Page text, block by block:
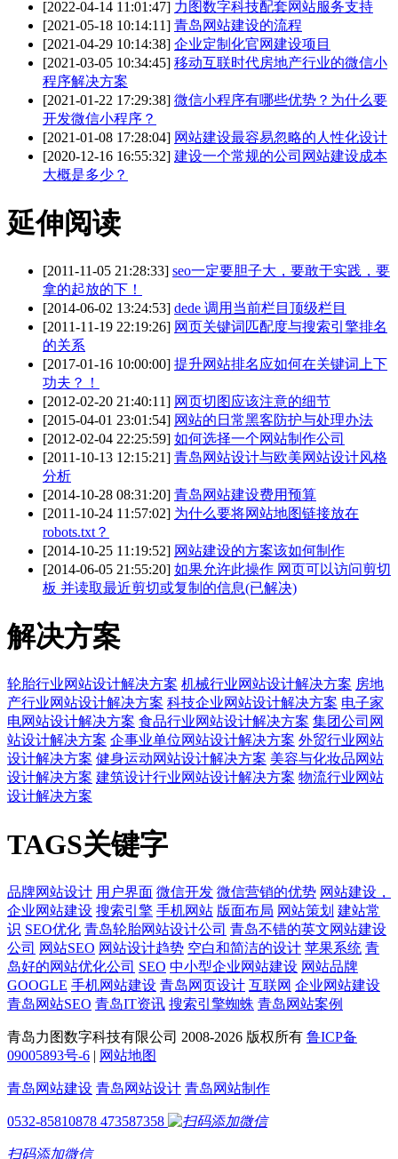
[2022-04-14 11:01:47] 力图数字科技配套网站服务支持
[2021-05-18 10:14:11] 青岛网站建设的流程
[2021-04-29 10:14:38] 企业定制化官网建设项目
[2021-03-05 10:34:45] 移动互联时代房地产行业的微信小
程序解决方案
[2021-01-22 17:29:38] 微信小程序有哪些优势？为什么要
开发微信小程序？
[2021-01-08 17:28:04] 网站建设最容易忽略的人性化设计
[2020-12-16 16:55:32] 建设一个常规的公司网站建设成本
大概是多少？
延伸阅读
[2011-11-05 21:28:33] seo一定要胆子大，要敢于实践，要
拿的起放的下！
[2014-06-02 13:24:53] dede 调用当前栏目顶级栏目
[2011-11-19 22:19:26] 网页关键词匹配度与搜索引擎排名
的关系
[2017-01-16 10:00:00] 提升网站排名应如何在关键词上下
功夫？！
[2012-02-20 21:40:11] 网页切图应该注意的细节
[2015-04-01 23:01:54] 网站的日常黑客防护与处理办法
[2012-02-04 22:25:59] 如何选择一个网站制作公司
[2011-10-13 12:15:21] 青岛网站设计与欧美网站设计风格
分析
[2014-10-28 08:31:20] 青岛网站建设费用预算
[2011-10-24 11:57:02] 为什么要将网站地图链接放在
robots.txt？
[2014-10-25 11:19:52] 网站建设的方案该如何制作
[2014-06-05 21:55:20] 如果允许此操作 网页可以访问剪切
板 并读取最近剪切或复制的信息(已解决)
解决方案
轮胎行业网站设计解决方案 机械行业网站设计解决方案 房地
产行业网站设计解决方案 科技企业网站设计解决方案 电子家
电网站设计解决方案 食品行业网站设计解决方案 集团公司网
站设计解决方案 企事业单位网站设计解决方案 外贸行业网站
设计解决方案 健身运动网站设计解决方案 美容与化妆品网站
设计解决方案 建筑设计行业网站设计解决方案 物流行业网站
设计解决方案
TAGS关键字
品牌网站设计 用户界面 微信开发 微信营销的优势 网站建设，
企业网站建设 搜索引擎 手机网站 版面布局 网站策划 建站常
识 SEO优化 青岛轮胎网站设计公司 青岛不错的英文网站建设
公司 网站SEO 网站设计趋势 空白和简洁的设计 苹果系统 青
岛好的网站优化公司 SEO 中小型企业网站建设 网站品牌
GOOGLE 手机网站建设 青岛网页设计 互联网 企业网站建设
青岛网站SEO 青岛IT资讯 搜索引擎蜘蛛 青岛网站案例
青岛力图数字科技有限公司 2008-2026 版权所有 鲁ICP备
09005893号-6 | 网站地图
青岛网站建设 青岛网站设计 青岛网站制作
0532-85810878 473587358
扫码添加微信